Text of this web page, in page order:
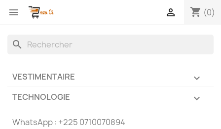
 shopping_cart (0)

search

VESTIMENTAIRE

TECHNOLOGIE
WhatsApp : +225 0710070894